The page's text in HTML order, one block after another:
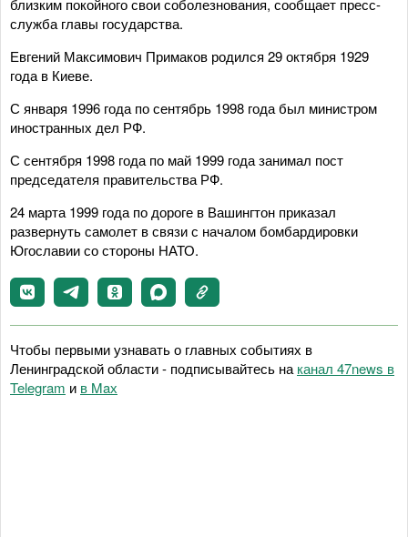
близким покойного свои соболезнования, сообщает пресс-
служба главы государства.
Евгений Максимович Примаков родился 29 октября 1929
года в Киеве.
С января 1996 года по сентябрь 1998 года был министром
иностранных дел РФ.
С сентября 1998 года по май 1999 года занимал пост
председателя правительства РФ.
24 марта 1999 года по дороге в Вашингтон приказал
развернуть самолет в связи с началом бомбардировки
Югославии со стороны НАТО.
Чтобы первыми узнавать о главных событиях в
Ленинградской области - подписывайтесь на канал 47news в
Telegram и в Maх